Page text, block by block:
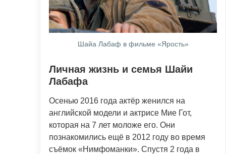
Шайа Лабаф в фильме «Ярость»
Личная жизнь и семья Шайи
Лабафа
Осенью 2016 года актёр женился на
английской модели и актрисе Мие Гот,
которая на 7 лет моложе его. Они
познакомились ещё в 2012 году во время
съёмок «Нимфоманки». Спустя 2 года в